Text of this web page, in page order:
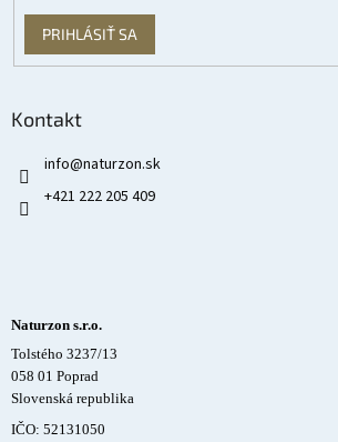
PRIHLÁSIŤ SA
Kontakt
info@naturzon.sk
+421 222 205 409
Naturzon s.r.o.
Tolstého 3237/13
058 01 Poprad
Slovenská republika
IČO: 52131050